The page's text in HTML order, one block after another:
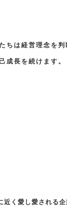
ちは経営理念を
成長を続けます。
く愛し愛される